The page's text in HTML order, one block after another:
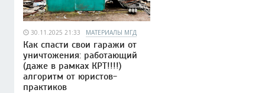
30.11.2025 21:33 МАТЕРИАЛЫ МГД
Как спасти свои гаражи от
уничтожения: работающий
(даже в рамках КРТ!!!!)
алгоритм от юристов-
практиков